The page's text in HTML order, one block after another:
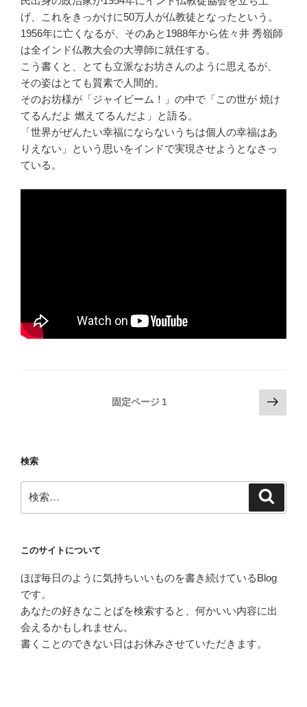
げ、これをきっかけに50万人が仏教徒となったという。
1956年に亡くなるが、そのあと1988年から佐々井 秀嶺師
は全インド仏教大会の大導師に就任する。
こう書くと、とても立派なお坊さんのように思えるが、
その姿はとても質素で人間的。
そのお坊様が「ジャイビーム！」の中で「この世が 焼け
てるんだよ 燃えてるんだよ」と語る。
「世界がぜんたい幸福にならないうちは個人の幸福はあ
りえない」という思いをインドで実現させようとなさっ
ている。
ペ
ジ
送
固定ページ 1
次
の
検索
索:
このサイトについて
ほぼ毎日のように気持ちいいものを書き続けているBlog
です。
あなたの好きなことばを検索すると、何かいい内容に出
会えるかもしれません。
書くことのできない日はお休みさせていただきます。